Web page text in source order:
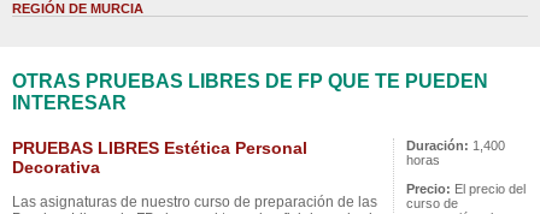
REGIÓN DE MURCIA
OTRAS PRUEBAS LIBRES DE FP QUE TE PUEDEN
INTERESAR
PRUEBAS LIBRES Estética Personal
Decorativa
Las asignaturas de nuestro curso de preparación de las
Duración: 1,400
horas
Precio: El precio del
curso de